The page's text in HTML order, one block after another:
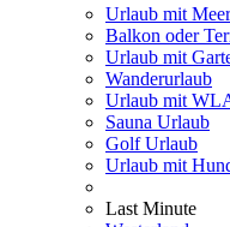
Urlaub mit
Balkon oder
Urlaub mit
Wanderurlaub
Urlaub mit
Sauna Urlaub
Golf Urlaub
Urlaub mit
Last Minute